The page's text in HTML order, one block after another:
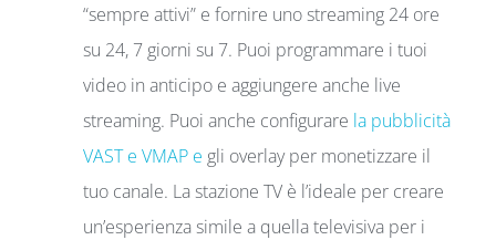
“sempre attivi” e fornire uno streaming 24 ore
su 24, 7 giorni su 7. Puoi programmare i tuoi
video in anticipo e aggiungere anche live
streaming. Puoi anche configurare la pubblicità
VAST e VMAP e gli overlay per monetizzare il
tuo canale. La stazione TV è l’ideale per creare
un’esperienza simile a quella televisiva per i